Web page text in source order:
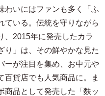
わいにはファンも多く「ふ
ている。伝統を守りながら
、2015年に発売したカラ
り」は、その鮮やかな見た
ーが注目を集め、お中元や
百貨店でも人気商品に。ま
商品として発売した「麩ッ